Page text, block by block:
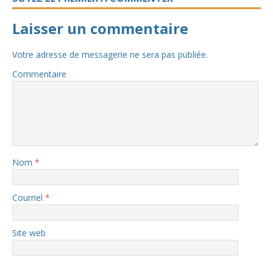
Laisser un commentaire
Votre adresse de messagerie ne sera pas publiée.
Commentaire
Nom *
Courriel *
Site web